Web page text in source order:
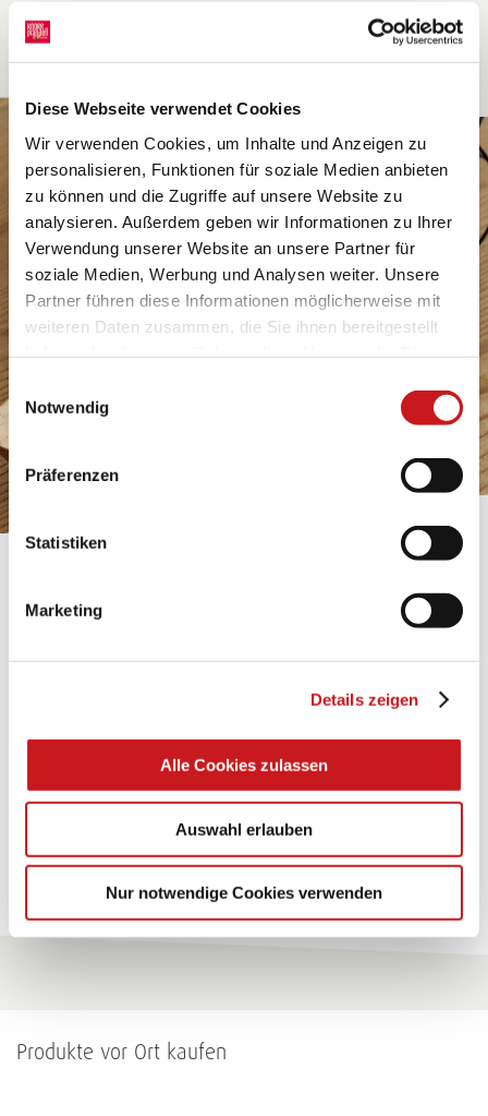
Diese Webseite verwendet Cookies
Wir verwenden Cookies, um Inhalte und Anzeigen zu
personalisieren, Funktionen für soziale Medien anbieten
zu können und die Zugriffe auf unsere Website zu
analysieren. Außerdem geben wir Informationen zu Ihrer
Verwendung unserer Website an unsere Partner für
soziale Medien, Werbung und Analysen weiter. Unsere
Partner führen diese Informationen möglicherweise mit
weiteren Daten zusammen, die Sie ihnen bereitgestellt
Datenschutzhinweisen
mehr darüber, wer wir sind, wie
personenbezogene Daten verarbeiten. Hier geht’s zum
Impressum.
Einwilligungsauswahl
Notwendig
Präferenzen
Statistiken
Marketing
Details zeigen
Alle Cookies zulassen
Auswahl erlauben
Nur notwendige Cookies verwenden
Eine Überraschung der besonderten Art und
Zum Tipp
Zu allen Tipps
Produkte vor Ort kaufen